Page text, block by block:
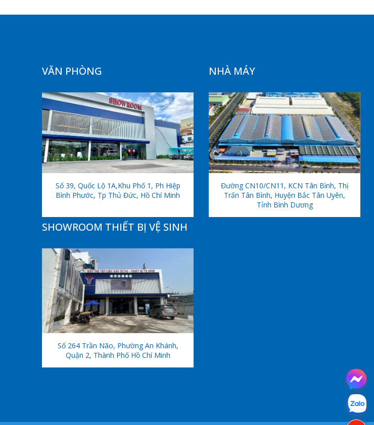
VĂN PHÒNG
Số 39, Quốc Lộ 1A,khu Phố 1, Ph Hiệp
Bình Phước, Tp Thủ Đức, Hồ Chí Minh
NHÀ MÁY
Đường CN10/CN11, KCN Tân Bình, Thị
Trấn Tân Bình, Huyện Bắc Tân Uyên,
Tỉnh Bình Dương
SHOWROOM THIẾT BỊ VỆ SINH
Số 264 Trần Não, Phường An Khánh,
Quận 2, Thành Phố Hồ Chí Minh